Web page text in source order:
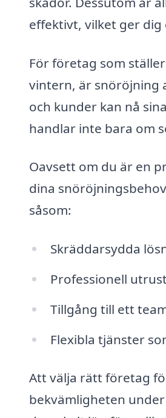
effektivt, vilket ger
För företag som
vintern, är snöröjning
och kunder kan nå
handlar inte bara om
Oavsett om du är en
dina
såsom:
Skräddarsydda
Professionell
Tillgång till ett
Flexibla tjänster
Att välja rätt företag
bekvämligheten